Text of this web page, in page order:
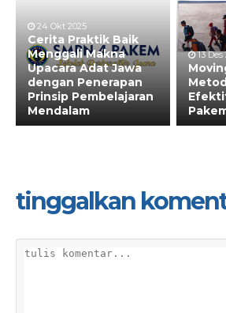
24 Okt 2025
Cerita Praktik Baik
Menggali Makna
Upacara Adat Jawa
dengan Penerapan
Prinsip Pembelajaran
Mendalam
13 Des
tinggalkan